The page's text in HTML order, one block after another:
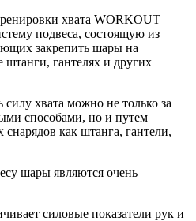
хвата WORKOUT
подвеса, состоящую из
закрепить шары на
штанги, гантелях и других
хвата можно не только за
способами, но и путем
как штанга, гантели,
шары являются очень
силовые показатели рук и